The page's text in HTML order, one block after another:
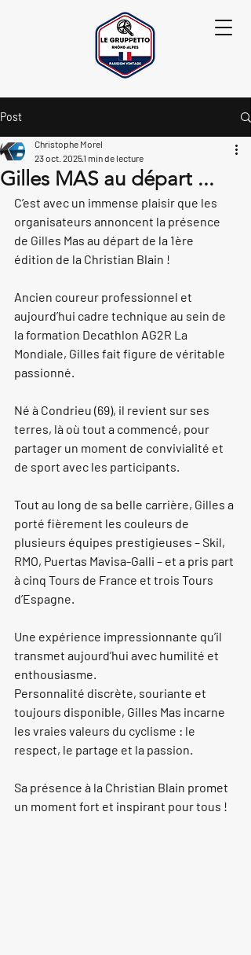
Post
Gilles MAS au départ ...
Christophe Morel
23 oct. 20251 min de lecture
C’est avec un immense plaisir que les
organisateurs annoncent la présence
de Gilles Mas au départ de la 1ère
édition de la Christian Blain !
Ancien coureur professionnel et
aujourd’hui cadre technique au sein de
la formation Decathlon AG2R La
Mondiale, Gilles fait figure de véritable
passionné.
Né à Condrieu (69), il revient sur ses
terres, là où tout a commencé, pour
partager un moment de convivialité et
de sport avec les participants.
Tout au long de sa belle carrière, Gilles a
porté fièrement les couleurs de
plusieurs équipes prestigieuses – Skil,
RMO, Puertas Mavisa-Galli – et a pris part
à cinq Tours de France et trois Tours
d’Espagne.
Une expérience impressionnante qu’il
transmet aujourd’hui avec humilité et
enthousiasme.
Personnalité discrète, souriante et
toujours disponible, Gilles Mas incarne
les vraies valeurs du cyclisme : le
respect, le partage et la passion.
Sa présence à la Christian Blain promet
un moment fort et inspirant pour tous !